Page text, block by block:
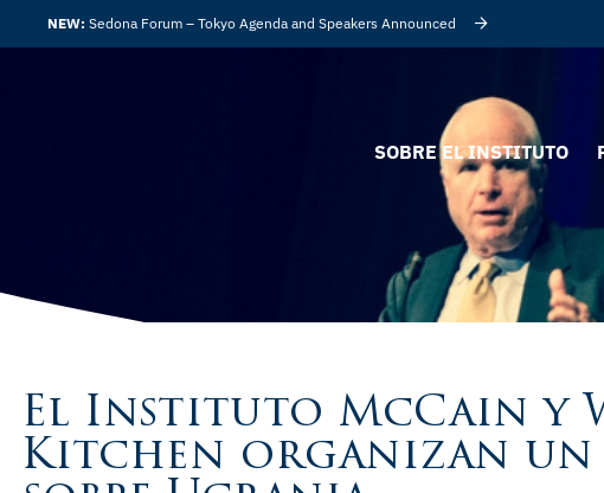
NEW: Sedona Forum – Tokyo Agenda and Speakers Announced
SOBRE EL INSTITUTO
El Instituto McCain y
Kitchen organizan un